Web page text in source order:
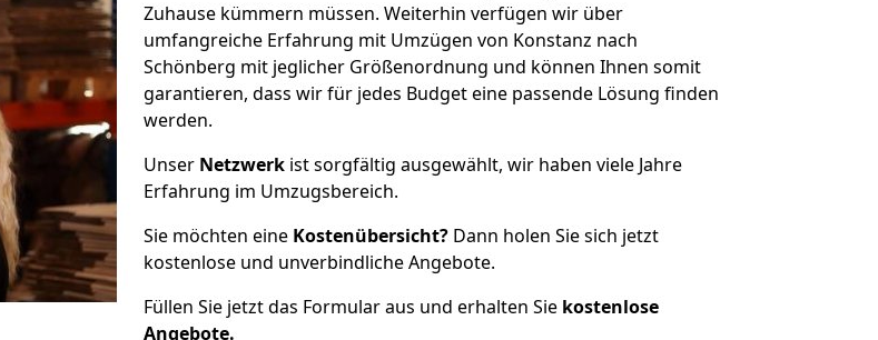
Zuhause kümmern müssen. Weiterhin verfügen wir über
umfangreiche Erfahrung mit Umzügen von Konstanz nach
Schönberg mit jeglicher Größenordnung und können Ihnen somit
garantieren, dass wir für jedes Budget eine passende Lösung finden
werden.
Unser Netzwerk ist sorgfältig ausgewählt, wir haben viele Jahre
Erfahrung im Umzugsbereich.
Sie möchten eine Kostenübersicht? Dann holen Sie sich jetzt
kostenlose und unverbindliche Angebote.
Füllen Sie jetzt das Formular aus und erhalten Sie kostenlose
Angebote.